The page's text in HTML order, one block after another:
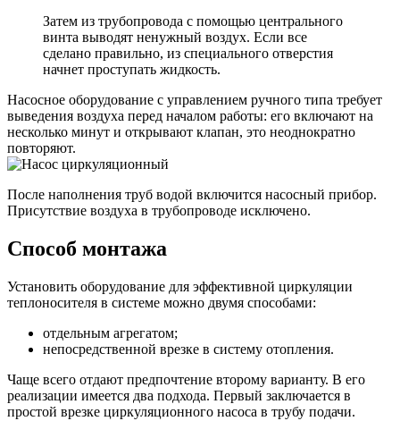
Затем из трубопровода с помощью центрального
винта выводят ненужный воздух. Если все
сделано правильно, из специального отверстия
начнет проступать жидкость.
Насосное оборудование с управлением ручного типа требует
выведения воздуха перед началом работы: его включают на
несколько минут и открывают клапан, это неоднократно
повторяют.
После наполнения труб водой включится насосный прибор.
Присутствие воздуха в трубопроводе исключено.
Способ монтажа
Установить оборудование для эффективной циркуляции
теплоносителя в системе можно двумя способами:
отдельным агрегатом;
непосредственной врезке в систему отопления.
Чаще всего отдают предпочтение второму варианту. В его
реализации имеется два подхода. Первый заключается в
простой врезке циркуляционного насоса в трубу подачи.